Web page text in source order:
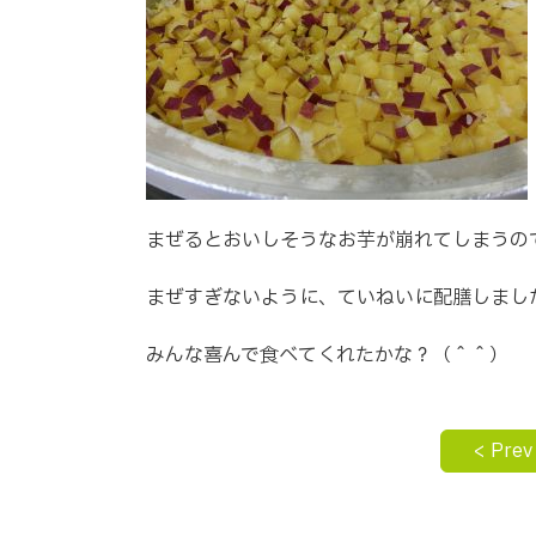
まぜるとおいしそうなお芋が崩れてしまうの
まぜすぎないように、ていねいに配膳しまし
みんな喜んで食べてくれたかな？（＾＾）
< Prev